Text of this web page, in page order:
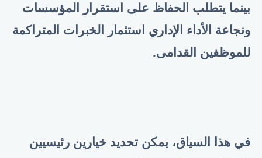
بينما يتطلب الحفاظ على استقرار المؤسسات
ونجاعة الأداء الإداري استثمار الخبرات المتراكمة
للموظفين القدامى.
في هذا السياق، يمكن تحديد خيارين رئيسيين